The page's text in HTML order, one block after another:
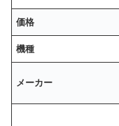
価格
機種
メーカー